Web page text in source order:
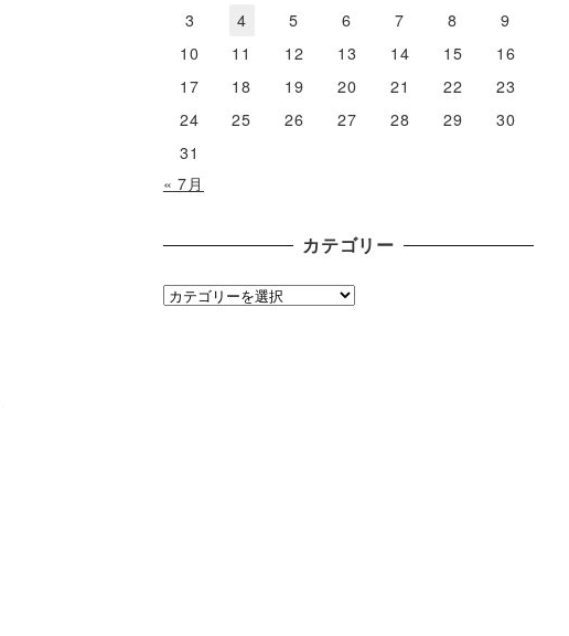
3
4 5 6 7 8
9
10
11 12 13 14 15
16
17
18 19 20 21 22
23
24
25 26 27 28 29
30
31
« 7月
カテゴリー
カ